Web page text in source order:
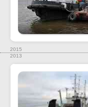
2015
2013